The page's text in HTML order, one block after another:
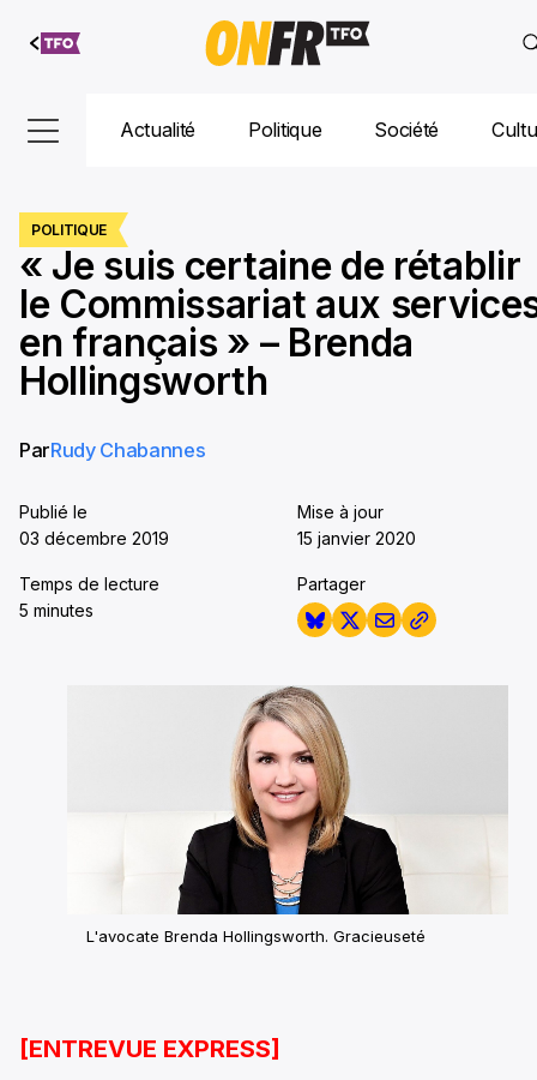
Aller au
contenu
Actualité Politique Société
POLITIQUE
« Je suis certaine de rétablir
le Commissariat aux
en français » – Brenda
Hollingsworth
ParRudy Chabannes
Publié le
03 décembre 2019
Mise à jour
15 janvier 2020
Temps de lecture
5 minutes
Partager
L'avocate Brenda Hollingsworth. Gracieuseté
[ENTREVUE EXPRESS]